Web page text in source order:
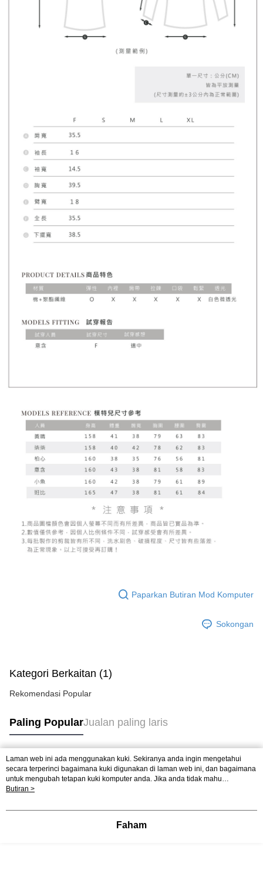
Paparkan Butiran Mod Komputer
Sokongan
Kategori Berkaitan (1)
Rekomendasi Popular
Paling PopularJualan paling laris
Tag Popular
Laman web ini ada menggunakan kuki. Sekiranya anda ingin mengetahui
secara terperinci bagaimana kuki digunakan di laman web ini, dan bagaimana
untuk mengubah tetapan kuki komputer anda. Jika anda tidak mahu
menggunakan kuki di komputer anda, sila rujuk penerangan mengenai kuki.
mengetahui secara terperinci bagaimana kuki digunakan di laman web ini,
mahu menggunakan kuki di komputer anda, sila rujuk penerangan mengenai
Butiran >
Faham